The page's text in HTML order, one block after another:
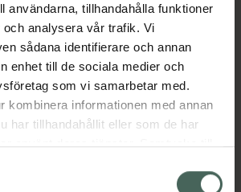
användarna, tillhandahålla funktioner
analysera vår trafik. Vi
sådana identifierare och annan
enhet till de sociala medier och
som vi samarbetar med.
kombinera informationen med annan
har tillhandahållit eller som de har
använt deras tjänster. Samtycke till
via webbplatsens
Dölj